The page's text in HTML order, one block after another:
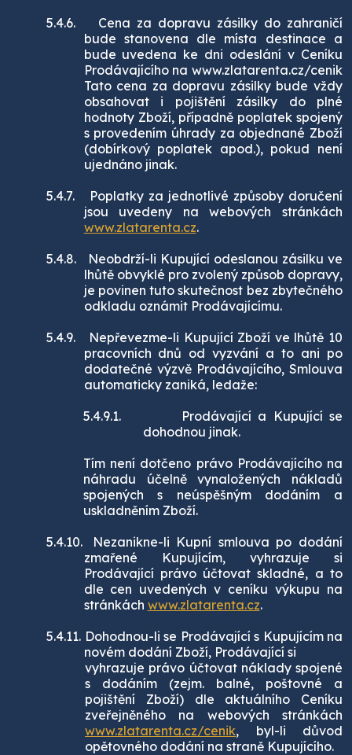
5.4.6.
Cena za dopravu zásilky do zahraničí
bude stanovena dle místa destinace a
bude uvedena ke dni odeslání v Ceníku
Prodávajícího na www.zlatarenta.cz/cenik
Tato cena za dopravu zásilky bude vždy
obsahovat i pojištění zásilky do plné
hodnoty Zboží, případně poplatek spojený
s provedením úhrady za objednané Zboží
(dobírkový poplatek apod.), pokud není
ujednáno jinak.
5.4.7.
Poplatky za jednotlivé způsoby doručení
jsou uvedeny na webových stránkách
www.zlatarenta.cz.
5.4.8.
Neobdrží-li Kupující odeslanou zásilku ve
lhůtě obvyklé pro zvolený způsob dopravy,
je povinen tuto skutečnost bez zbytečného
odkladu oznámit Prodávajícímu.
5.4.9.
Nepřevezme-li Kupující Zboží ve lhůtě 10
pracovních dnů od vyzvání a to ani po
dodatečné výzvě Prodávajícího, Smlouva
automaticky zaniká, ledaže:
5.4.9.1.
Prodávající a Kupující se
dohodnou jinak.
Tím není dotčeno právo Prodávajícího na
náhradu účelně vynaložených nákladů
spojených s neúspěšným dodáním a
uskladněním Zboží.
5.4.10.
Nezanikne-li Kupní smlouva po dodání
zmařené Kupujícím, vyhrazuje si
Prodávající právo účtovat skladné, a to
dle cen uvedených v ceníku výkupu na
stránkách www.zlatarenta.cz.
5.4.11. Dohodnou-li se Prodávající s Kupujícím na
novém dodání Zboží, Prodávající si
vyhrazuje právo účtovat náklady spojené
s dodáním (zejm. balné, poštovné a
pojištění Zboží) dle aktuálního Ceníku
zveřejněného na webových stránkách
www.zlatarenta.cz/cenik, byl-li důvod
opětovného dodání na straně Kupujícího.